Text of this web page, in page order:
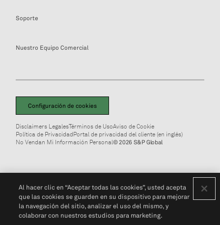
Soporte
Nuestro Equipo Comercial
Configuración de cookies
Disclaimers LegalesTérminos de UsoAviso de Cookie
Política de PrivacidadPortal de privacidad del cliente (en inglés)
No Vendan Mi Información Personal© 2026 S&P Global
Al hacer clic en “Aceptar todas las cookies”, usted acepta
que las cookies se guarden en su dispositivo para mejorar
la navegación del sitio, analizar el uso del mismo, y
colaborar con nuestros estudios para marketing.